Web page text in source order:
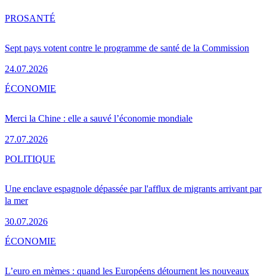
Sept pays votent contre le programme de santé de la Commission
24.07.2026
PROSANTÉ
Merci la Chine : elle a sauvé l’économie mondiale
27.07.2026
ÉCONOMIE
Une enclave espagnole dépassée par l'afflux de migrants arrivant par
la mer
30.07.2026
POLITIQUE
L’euro en mèmes : quand les Européens détournent les nouveaux
ÉCONOMIE